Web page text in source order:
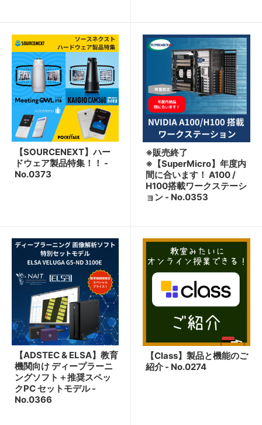
【SOURCENEXT】ハー
ドウェア製品特集！！ -
No.0373
※販売終了
※【SuperMicro】年度内
間に合います！ A100 /
H100搭載ワークステーシ
ョン - No.0353
【ADSTEC & ELSA】教育
機関向け ディープラーニ
ングソフト＋推奨スペッ
クPC セットモデル -
No.0366
【Class】製品と機能のご
紹介 - No.0274